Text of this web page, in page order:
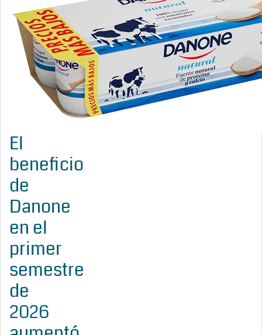
El
beneficio
de
Danone
en el
primer
semestre
de
2026